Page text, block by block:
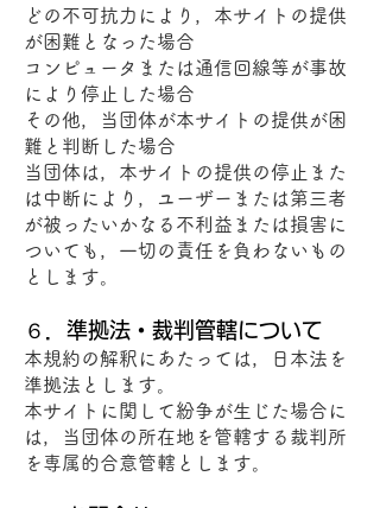
どの不可抗力により，本サイトの提供
が困難となった場合
コンピュータまたは通信回線等が事故
により停止した場合
その他，当団体が本サイトの提供が困
難と判断した場合
当団体は，本サイトの提供の停止また
は中断により，ユーザーまたは第三者
が被ったいかなる不利益または損害に
ついても，一切の責任を負わないもの
とします。
６．準拠法・裁判管轄について
本規約の解釈にあたっては，日本法を
準拠法とします。
本サイトに関して紛争が生じた場合に
は，当団体の所在地を管轄する裁判所
を専属的合意管轄とします。